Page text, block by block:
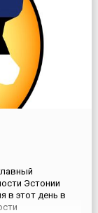
Эстонии
в этот день в